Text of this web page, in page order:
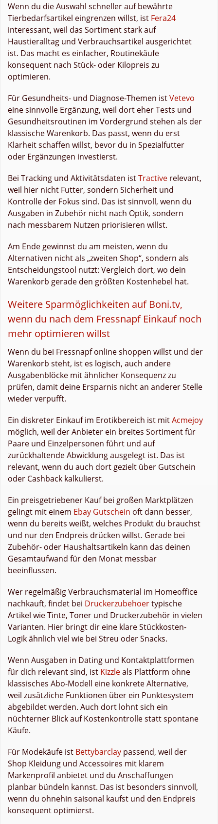
Wenn du die Auswahl schneller auf bewährte
Tierbedarfsartikel eingrenzen willst, ist Fera24
interessant, weil das Sortiment stark auf
Haustieralltag und Verbrauchsartikel ausgerichtet
ist. Das macht es einfacher, Routinekäufe
konsequent nach Stück- oder Kilopreis zu
optimieren.
Für Gesundheits- und Diagnose-Themen istVetevo
eine sinnvolle Ergänzung, weil dort eher Tests und
Gesundheitsroutinen im Vordergrund stehen als der
klassische Warenkorb. Das passt, wenn du erst
Klarheit schaffen willst, bevor du in Spezialfutter
oder Ergänzungen investierst.
Bei Tracking und Aktivitätsdaten istTractive relevant,
weil hier nicht Futter, sondern Sicherheit und
Kontrolle der Fokus sind. Das ist sinnvoll, wenn du
Ausgaben in Zubehör nicht nach Optik, sondern
nach messbarem Nutzen priorisieren willst.
Am Ende gewinnst du am meisten, wenn du
Alternativen nicht als „zweiten Shop“, sondern als
Entscheidungstool nutzt: Vergleich dort, wo dein
Warenkorb gerade den größten Kostenhebel hat.
Weitere Sparmöglichkeiten auf Boni.tv,
wenn du nach dem Fressnapf Einkauf noch
mehr optimieren willst
Wenn du bei Fressnapf online shoppen willst und der
Warenkorb steht, ist es logisch, auch andere
Ausgabenblöcke mit ähnlicher Konsequenz zu
prüfen, damit deine Ersparnis nicht an anderer Stelle
wieder verpufft.
Ein diskreter Einkauf im Erotikbereich ist mitAcmejoy
möglich, weil der Anbieter ein breites Sortiment für
Paare und Einzelpersonen führt und auf
zurückhaltende Abwicklung ausgelegt ist. Das ist
relevant, wenn du auch dort gezielt über Gutschein
oder Cashback kalkulierst.
Ein preisgetriebener Kauf bei großen Marktplätzen
gelingt mit einem Ebay Gutschein oft dann besser,
wenn du bereits weißt, welches Produkt du brauchst
und nur den Endpreis drücken willst. Gerade bei
Zubehör- oder Haushaltsartikeln kann das deinen
Gesamtaufwand für den Monat messbar
beeinflussen.
Wer regelmäßig Verbrauchsmaterial im Homeoffice
nachkauft, findet bei Druckerzubehoertypische
Artikel wie Tinte, Toner und Druckerzubehör in vielen
Varianten. Hier bringt dir eine klare Stückkosten-
Logik ähnlich viel wie bei Streu oder Snacks.
Wenn Ausgaben in Dating und Kontaktplattformen
für dich relevant sind, ist Kizzleals Plattform ohne
klassisches Abo-Modell eine konkrete Alternative,
weil zusätzliche Funktionen über ein Punktesystem
abgebildet werden. Auch dort lohnt sich ein
nüchterner Blick auf Kostenkontrolle statt spontane
Käufe.
Für Modekäufe ist Bettybarclay passend, weil der
Shop Kleidung und Accessoires mit klarem
Markenprofil anbietet und du Anschaffungen
planbar bündeln kannst. Das ist besonders sinnvoll,
wenn du ohnehin saisonal kaufst und den Endpreis
konsequent optimierst.